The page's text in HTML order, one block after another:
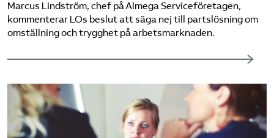
Marcus Lindström, chef på Almega Serviceföretagen,
kommenterar LOs beslut att säga nej till partslösning om
omställning och trygghet på arbetsmarknaden.